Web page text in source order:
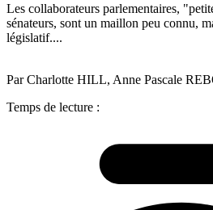
Les collaborateurs parlementaires,
sénateurs, sont un maillon peu connu,
législatif....
Par Charlotte HILL, Anne Pascale
Temps de lecture :